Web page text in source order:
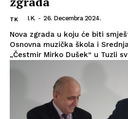
TK I.K. - 26. Decembra 2024.
Nova zgrada u koju će biti
Osnovna muzička škola i
„Čestmir Mirko Dušek“ u Tuzli